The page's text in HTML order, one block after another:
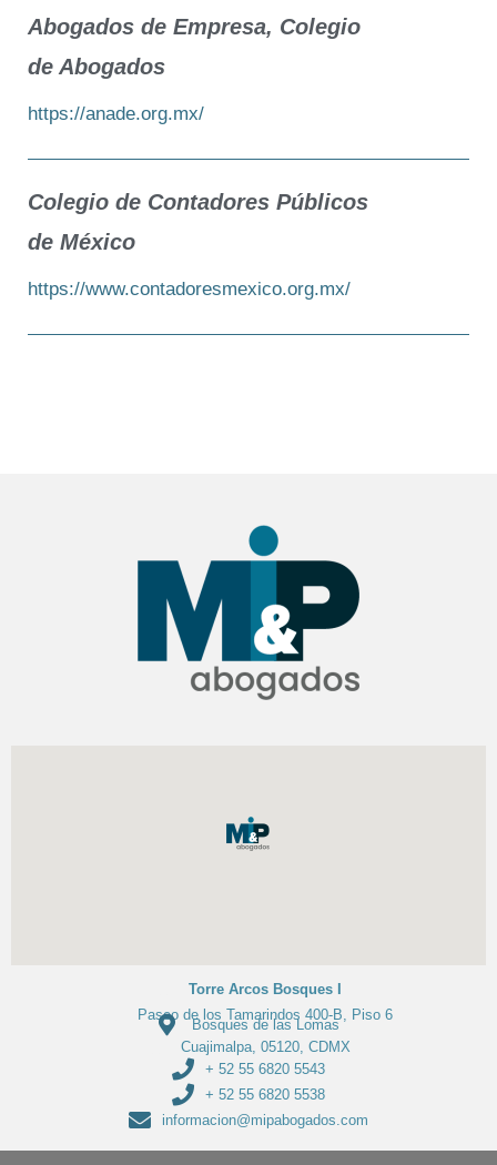
Abogados de Empresa, Colegio
de Abogados
https://anade.org.mx/
Colegio de Contadores Públicos
de México
https://www.contadoresmexico.org.mx/
Torre Arcos Bosques I
Paseo de los Tamarindos 400-B, Piso 6
Bosques de las Lomas
Cuajimalpa, 05120, CDMX
+ 52 55 6820 5543
+ 52 55 6820 5538
informacion@mipabogados.com